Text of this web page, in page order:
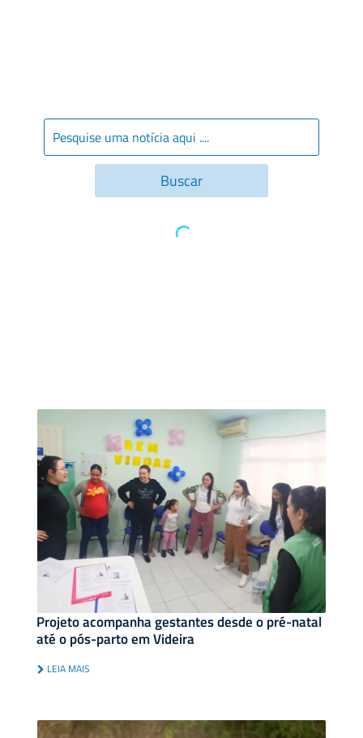
Projeto acompanha gestantes desde o pré-natal
até o pós-parto em Videira
LEIA MAIS